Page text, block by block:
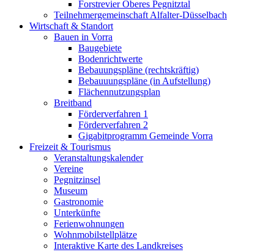
Forstrevier Oberes Pegnitztal
Teilnehmergemeinschaft Alfalter-Düsselbach
Wirtschaft & Standort
Bauen in Vorra
Baugebiete
Bodenrichtwerte
Bebauungspläne (rechtskräftig)
Bebauuungspläne (in Aufstellung)
Flächennutzungsplan
Breitband
Förderverfahren 1
Förderverfahren 2
Gigabitprogramm Gemeinde Vorra
Freizeit & Tourismus
Veranstaltungskalender
Vereine
Pegnitzinsel
Museum
Gastronomie
Unterkünfte
Ferienwohnungen
Wohnmobilstellplätze
Interaktive Karte des Landkreises